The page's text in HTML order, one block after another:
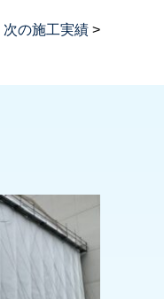
次の施工実績 >